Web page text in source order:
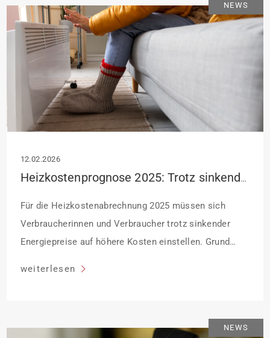
NEWS
12.02.2026
Heizkostenprognose 2025: Trotz sinkender Energiepreise sind steigende Kosten zu erwarten
Für die Heizkostenabrechnung 2025 müssen sich
Verbraucherinnen und Verbraucher trotz sinkender
Energiepreise auf höhere Kosten einstellen. Grund
Energiedienstleisters Techem steigen die
weiterlesen
NEWS